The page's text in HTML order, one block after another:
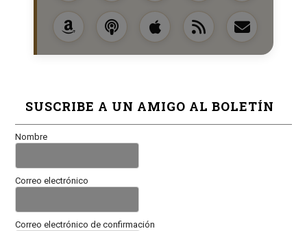
SUSCRIBE A UN AMIGO AL BOLETÍN
Nombre
Correo electrónico
Correo electrónico de confirmación